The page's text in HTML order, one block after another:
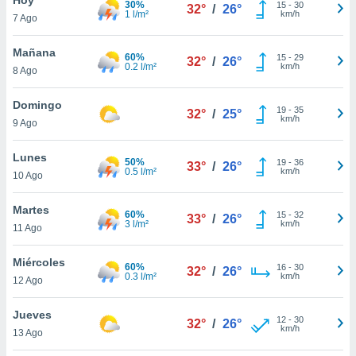
en
más
nuestra
de
cookies
aceptar
7 Ago
30%
1 l/m²
32° / 26° 15- 30
km/h
Mañana
8 Ago
60%
0.2 l/m²
32° / 26° 15- 29
km/h
Domingo
9 Ago
32° / 25° 19- 35
km/h
Lunes
10 Ago
50%
0.5 l/m²
33° / 26° 19- 36
km/h
Martes
11 Ago
60%
3 l/m²
33° / 26° 15- 32
km/h
Miércoles
12 Ago
60%
0.3 l/m²
32° / 26° 16- 30
km/h
Jueves
13 Ago
32° / 26° 12- 30
km/h